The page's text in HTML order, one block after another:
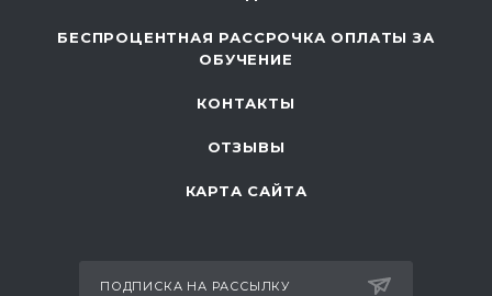
БЕСПРОЦЕНТНАЯ РАССРОЧКА ОПЛАТЫ ЗА
ОБУЧЕНИЕ
КОНТАКТЫ
ОТЗЫВЫ
КАРТА САЙТА
ПОДПИСКА НА РАССЫЛКУ